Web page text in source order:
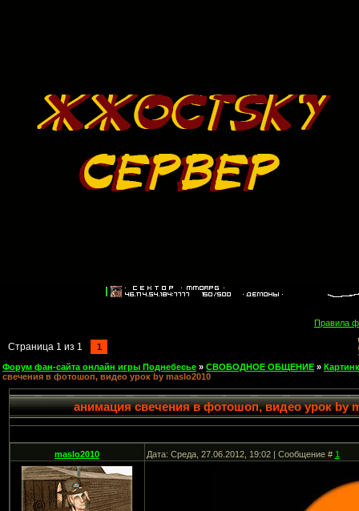
Правила
Страница 1 из 1 1
Форум фан-сайта онлайн игры Поднебесье » СВОБОДНОЕ ОБЩЕНИЕ »
свечения в фотошоп, видео урок by maslo2010
анимация свечения в фотошоп, видео урок by
maslo2010 Дата: Среда, 27.06.2012, 19:02 | Сообщение #1